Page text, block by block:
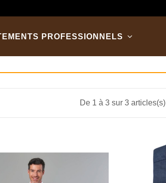
PROFESSIONNELS
De 1 à 3 sur 3 articles(s)